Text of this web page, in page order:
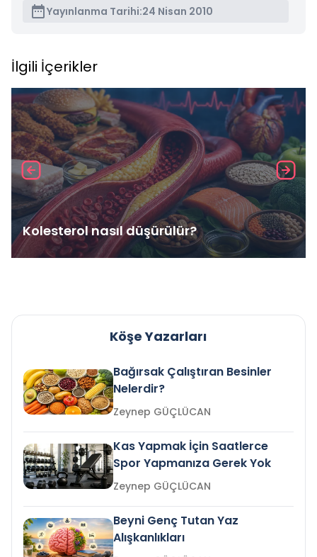
Yayınlanma Tarihi:24 Nisan 2010
İlgili İçerikler
Kolesterol nasıl düşürülür?
Köşe Yazarları
Bağırsak Çalıştıran Besinler
Nelerdir?
Zeynep GÜÇLÜCAN
Kas Yapmak İçin Saatlerce
Spor Yapmanıza Gerek Yok
Zeynep GÜÇLÜCAN
Beyni Genç Tutan Yaz
Alışkanlıkları